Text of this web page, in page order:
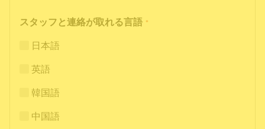
スタッフと連絡が取れる言語 *
日本語
英語
韓国語
中国語